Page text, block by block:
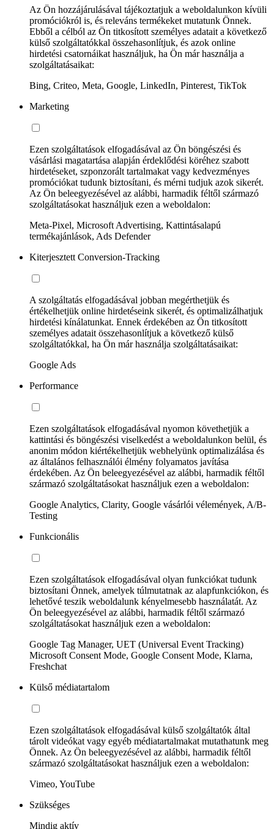
Az Ön hozzájárulásával tájékoztatjuk a weboldalunkon kívüli
promóciókról is, és releváns termékeket mutatunk Önnek.
Ebből a célból az Ön titkosított személyes adatait a következő
külső szolgáltatókkal összehasonlítjuk, és azok online
hirdetési csatornáikat használjuk, ha Ön már használja a
szolgáltatásaikat:
Bing, Criteo, Meta, Google, LinkedIn, Pinterest, TikTok
Marketing
Ezen szolgáltatások elfogadásával az Ön böngészési és
vásárlási magatartása alapján érdeklődési köréhez szabott
hirdetéseket, szponzorált tartalmakat vagy kedvezményes
promóciókat tudunk biztosítani, és mérni tudjuk azok sikerét.
Az Ön beleegyezésével az alábbi, harmadik féltől származó
szolgáltatásokat használjuk ezen a weboldalon:
Meta-Pixel, Microsoft Advertising, Kattintásalapú
termékajánlások, Ads Defender
Kiterjesztett Conversion-Tracking
A szolgáltatás elfogadásával jobban megérthetjük és
értékelhetjük online hirdetéseink sikerét, és optimalizálhatjuk
hirdetési kínálatunkat. Ennek érdekében az Ön titkosított
személyes adatait összehasonlítjuk a következő külső
szolgáltatókkal, ha Ön már használja szolgáltatásaikat:
Google Ads
Performance
Ezen szolgáltatások elfogadásával nyomon követhetjük a
kattintási és böngészési viselkedést a weboldalunkon belül, és
anonim módon kiértékelhetjük webhelyünk optimalizálása és
az általános felhasználói élmény folyamatos javítása
érdekében. Az Ön beleegyezésével az alábbi, harmadik féltől
származó szolgáltatásokat használjuk ezen a weboldalon:
Google Analytics, Clarity, Google vásárlói vélemények, A/B-
Testing
Funkcionális
Ezen szolgáltatások elfogadásával olyan funkciókat tudunk
biztosítani Önnek, amelyek túlmutatnak az alapfunkciókon, és
lehetővé teszik weboldalunk kényelmesebb használatát. Az
Ön beleegyezésével az alábbi, harmadik féltől származó
szolgáltatásokat használjuk ezen a weboldalon:
Google Tag Manager, UET (Universal Event Tracking)
Microsoft Consent Mode, Google Consent Mode, Klarna,
Freshchat
Külső médiatartalom
Ezen szolgáltatások elfogadásával külső szolgáltatók által
tárolt videókat vagy egyéb médiatartalmakat mutathatunk meg
Önnek. Az Ön beleegyezésével az alábbi, harmadik féltől
származó szolgáltatásokat használjuk ezen a weboldalon:
Vimeo, YouTube
Szükséges
Mindig aktív